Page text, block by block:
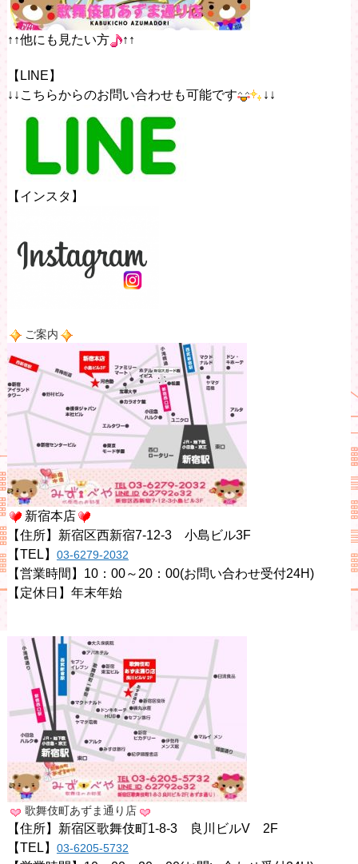
↑↑他にも見たい方 ↑↑
【LINE】
↓↓こちらからのお問い合わせも可能です
↓↓
【インスタ】
ご案内
新宿本店
【住所】新宿区西新宿7-12-3 小島ビル3F
【TEL】 03-6279-2032
【営業時間】10：00～20：00(お問い合わせ受付24H)
【定休日】年末年始
歌舞伎町あずま通り店
【住所】新宿区歌舞伎町1-8-3 良川ビルV 2F
【TEL】 03-6205-5732